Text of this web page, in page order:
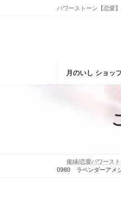
パワーストーン【恋愛
月のいし ショッ
復縁/恋愛パワース
0980 ラベンダーアメ